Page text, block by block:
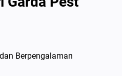
Berpengalaman